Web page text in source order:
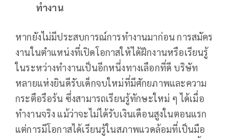
ทำงาน
หากยังไม่มีประสบการณ์การทำงานมาก่อน การสมัคร
งานในตำแหน่งที่เปิดโอกาสให้ได้ฝึกงานหรือเรียนรู้
ในระหว่างทำงานเป็นอีกหนึ่งทางเลือกที่ดี บริษัท
หลายแห่งยินดีรับเด็กจบใหม่ที่มีศักยภาพและความ
กระตือรือร้น ซึ่งสามารถเรียนรู้ทักษะใหม่ ๆ ได้เมื่อ
ทำงานจริง แม้ว่าจะไม่ได้รับเงินเดือนสูงในตอนแรก
แต่การมีโอกาสได้เรียนรู้ในสภาพแวดล้อมที่เป็นมือ